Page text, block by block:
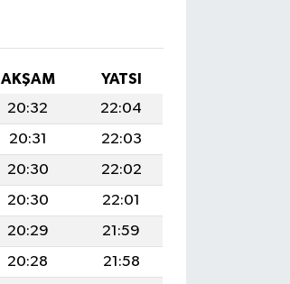
AKŞAM
YATSI
20:32
22:04
20:31
22:03
20:30
22:02
20:30
22:01
20:29
21:59
20:28
21:58